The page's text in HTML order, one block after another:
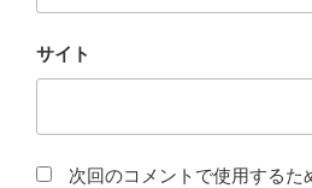
サイト
次回のコメントで使用するた